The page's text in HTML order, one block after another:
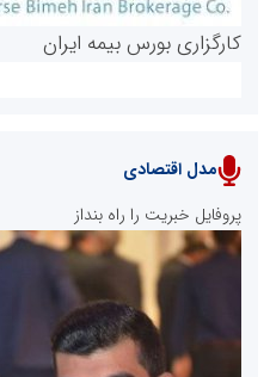
پایگاه خبری نهضت ملی مسکن
کارگزاری بورس بیمه ایران
سازمان بورس و اوراق بهادار
مدل اقتصادی
پروفایل خبریت را راه بنداز